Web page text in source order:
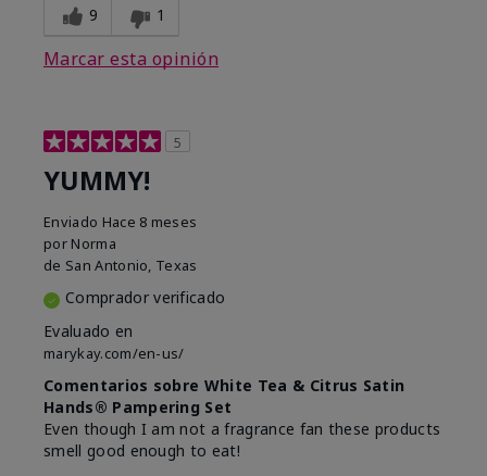
9 1
Marcar esta opinión
5
YUMMY!
Enviado Hace 8 meses
por Norma
de San Antonio, Texas
Comprador verificado
Evaluado en
marykay.com/en-us/
Comentarios sobre White Tea & Citrus Satin
Hands® Pampering Set
Even though I am not a fragrance fan these products
smell good enough to eat!